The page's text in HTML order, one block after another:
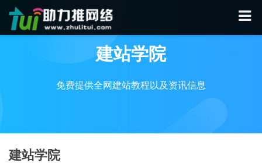
建站学院
免费提供全网建站教程以及资讯信息
建站学院